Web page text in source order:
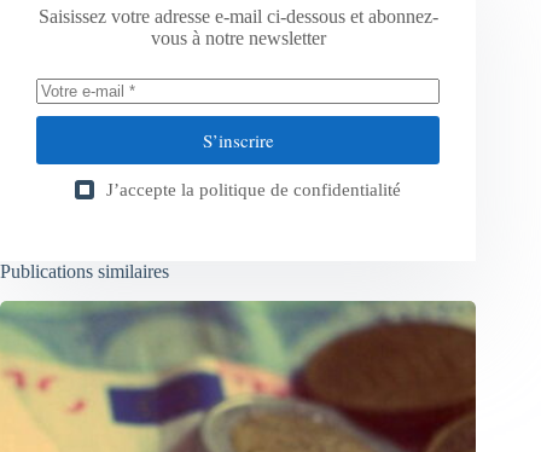
Saisissez votre adresse e-mail ci-dessous et abonnez-
vous à notre newsletter
S’inscrire
J’accepte la politique de confidentialité
Publications similaires